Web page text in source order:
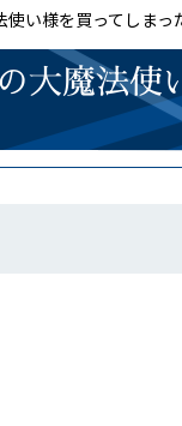
い様を買ってしまっ
大魔法使